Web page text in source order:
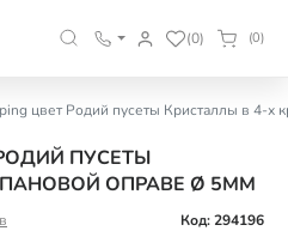
(0) (0)
цвет Родий пусеты Кристаллы в 4-х
ПУСЕТЫ
ОПРАВЕ Ø 5ММ
Код: 294196